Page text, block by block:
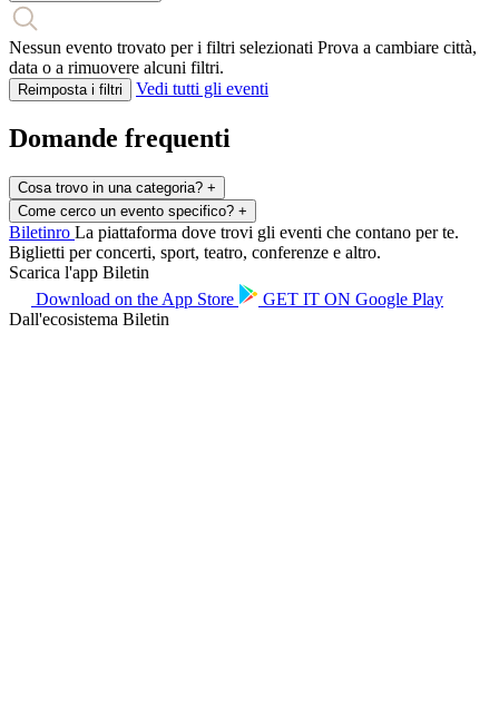
Nessun evento trovato per i filtri selezionati Prova a cambiare città,
data o a rimuovere alcuni filtri.
Reimposta i filtri Vedi tutti gli eventi
Domande frequenti
Cosa trovo in una categoria? +
Come cerco un evento specifico? +
Biletinro La piattaforma dove trovi gli eventi che contano per te.
Biglietti per concerti, sport, teatro, conferenze e altro.
Scarica l'app Biletin
Download on the App Store GET IT ON Google Play
Dall'ecosistema Biletin